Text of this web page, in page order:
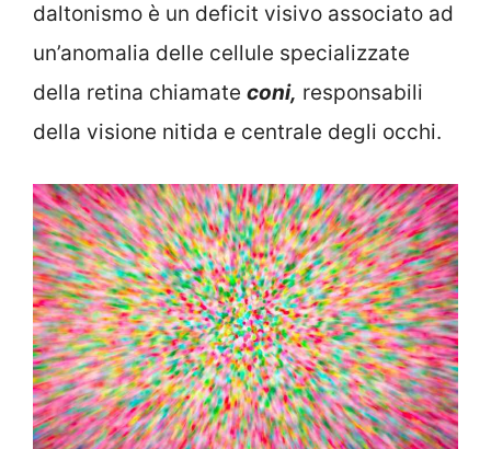
daltonismo è un deficit visivo associato ad
un’anomalia delle cellule specializzate
della retina chiamate coni, responsabili
della visione nitida e centrale degli occhi.